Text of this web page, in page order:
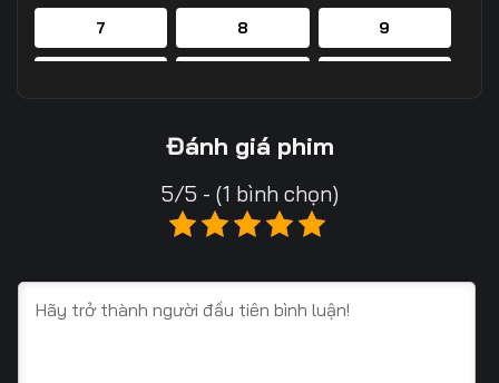
7 8 9
20
25 26
Đánh giá phim
5/5 - (1 bình chọn)